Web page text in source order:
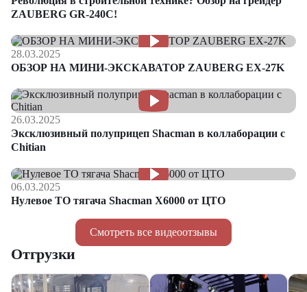
Смотреть все видеоотзывы
ZAUBERG GR-240C!
28.03.2025
ОБЗОР НА МИНИ-ЭКСКАВАТОР ZAUBERG EX-27K
26.03.2025
Эксклюзивный полуприцеп Shacman в коллаборации с
Chitian
06.03.2025
Нулевое ТО тягача Shacman Х6000 от ЦТО
Отгрузки